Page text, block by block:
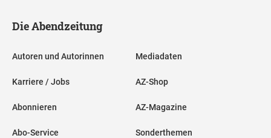
Die Abendzeitung
Autoren und Autorinnen
Karriere / Jobs
Abonnieren
Abo-Service
Mediadaten
AZ-Shop
AZ-Magazine
Sonderthemen